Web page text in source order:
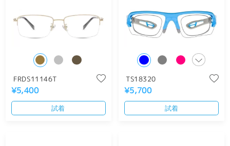
FRDS11146T
¥5,400
試着
TS18320
¥5,700
試着